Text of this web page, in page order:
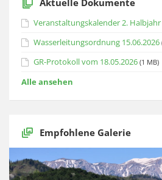
Veranstaltungskalender 2. Halbjahr
Wasserleitungsordnung 15.06.2026
GR-Protokoll vom 18.05.2026 (1 MB)
Alle ansehen
Empfohlene Galerie